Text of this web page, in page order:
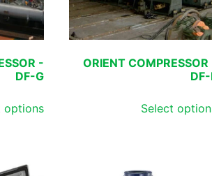
ORIENT COMPRESSOR
Select
-
DF-G
options